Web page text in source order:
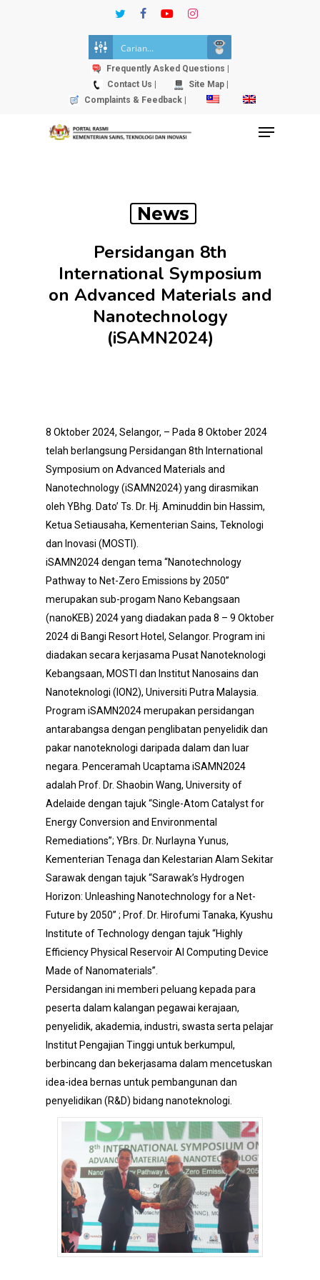
twitterfacebookyoutubeinstagram
Frequently Asked Questions |
Contact Us |
Site Map |
Complaints & Feedback |
Menu
News
Persidangan 8th
International Symposium
on Advanced Materials and
Nanotechnology
(iSAMN2024)
8 Oktober 2024, Selangor, – Pada 8 Oktober 2024
telah berlangsung Persidangan 8th International
Symposium on Advanced Materials and
Nanotechnology (iSAMN2024) yang dirasmikan
oleh YBhg. Dato’ Ts. Dr. Hj. Aminuddin bin Hassim,
Ketua Setiausaha, Kementerian Sains, Teknologi
dan Inovasi (MOSTI).
iSAMN2024 dengan tema “Nanotechnology
Pathway to Net-Zero Emissions by 2050”
merupakan sub-progam Nano Kebangsaan
(nanoKEB) 2024 yang diadakan pada 8 – 9 Oktober
2024 di Bangi Resort Hotel, Selangor. Program ini
diadakan secara kerjasama Pusat Nanoteknologi
Kebangsaan, MOSTI dan Institut Nanosains dan
Nanoteknologi (ION2), Universiti Putra Malaysia.
Program iSAMN2024 merupakan persidangan
antarabangsa dengan penglibatan penyelidik dan
pakar nanoteknologi daripada dalam dan luar
negara. Penceramah Ucaptama iSAMN2024
adalah Prof. Dr. Shaobin Wang, University of
Adelaide dengan tajuk “Single-Atom Catalyst for
Energy Conversion and Environmental
Remediations”; YBrs. Dr. Nurlayna Yunus,
Kementerian Tenaga dan Kelestarian Alam Sekitar
Sarawak dengan tajuk “Sarawak’s Hydrogen
Horizon: Unleashing Nanotechnology for a Net-
Future by 2050” ; Prof. Dr. Hirofumi Tanaka, Kyushu
Institute of Technology dengan tajuk “Highly
Efficiency Physical Reservoir AI Computing Device
Made of Nanomaterials”.
Persidangan ini memberi peluang kepada para
peserta dalam kalangan pegawai kerajaan,
penyelidik, akademia, industri, swasta serta pelajar
Institut Pengajian Tinggi untuk berkumpul,
berbincang dan bekerjasama dalam mencetuskan
idea-idea bernas untuk pembangunan dan
penyelidikan (R&D) bidang nanoteknologi.